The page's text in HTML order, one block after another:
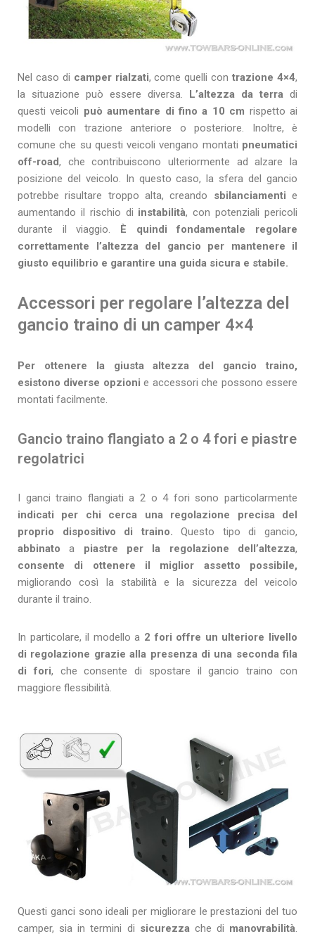
Nel caso di camper rialzati, come quelli contrazione 4×4,
la situazione può essere diversa. L’altezza da terra di
questi veicoli può aumentare di fino a 10 cm rispetto ai
modelli con trazione anteriore o posteriore. Inoltre, è
comune che su questi veicoli vengano montati pneumatici
off-road, che contribuiscono ulteriormente ad alzare la
posizione del veicolo. In questo caso, la sfera del gancio
potrebbe risultare troppo alta, creando sbilanciamenti e
aumentando il rischio di instabilità, con potenziali pericoli
durante il viaggio. È quindi fondamentale regolare
correttamente l’altezza del gancio per mantenere il
giusto equilibrio e garantire una guida sicura e stabile.
Accessori per regolare l’altezza del
gancio traino di un camper 4×4
Per ottenere la giusta altezza del gancio traino,
esistono diverse opzionie accessori che possono essere
montati facilmente.
Gancio traino flangiato a 2 o 4 fori e piastre
regolatrici
I ganci traino flangiati a 2 o 4 fori sono particolarmente
indicati per chi cerca una regolazione precisa del
proprio dispositivo di traino.Questo tipo di gancio,
abbinato a piastre per la regolazione dell’altezza,
consente di ottenere il miglior assetto possibile,
migliorando così la stabilità e la sicurezza del veicolo
durante il traino.
In particolare, il modello a 2 fori offre un ulteriore livello
di regolazione grazie alla presenza di una seconda fila
di fori, che consente di spostare il gancio traino con
maggiore flessibilità.
Questi ganci sono ideali per migliorare le prestazioni del tuo
camper, sia in termini di sicurezzache di manovrabilità.